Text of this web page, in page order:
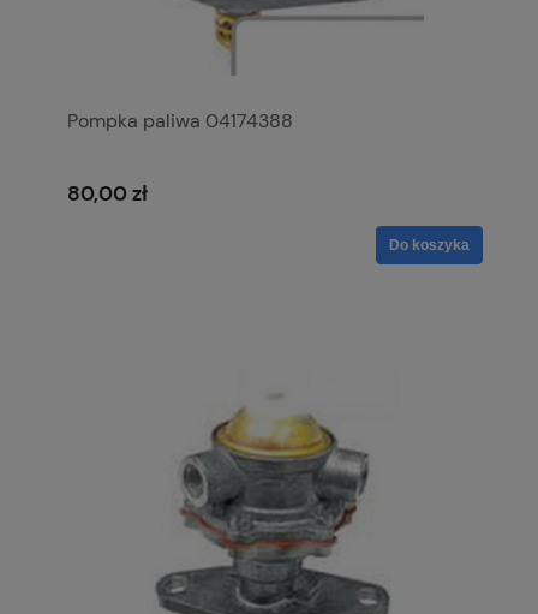
Pompka paliwa 04174388
80,00 zł
Do koszyka